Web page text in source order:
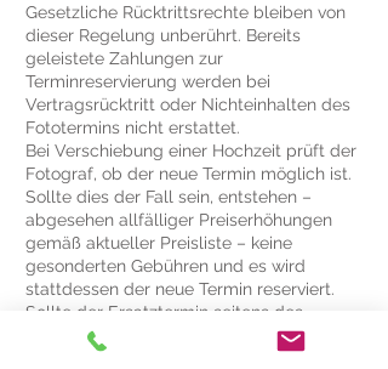
Gesetzliche Rücktrittsrechte bleiben von
dieser Regelung unberührt. Bereits
geleistete Zahlungen zur
Terminreservierung werden bei
Vertragsrücktritt oder Nichteinhalten des
Fototermins nicht erstattet.
Bei Verschiebung einer Hochzeit prüft der
Fotograf, ob der neue Termin möglich ist.
Sollte dies der Fall sein, entstehen –
abgesehen allfälliger Preiserhöhungen
gemäß aktueller Preisliste – keine
gesonderten Gebühren und es wird
stattdessen der neue Termin reserviert.
Sollte der Ersatztermin seitens des
Fotografen nicht möglich sein oder ist eine
Verschiebung aus anderen Gründen